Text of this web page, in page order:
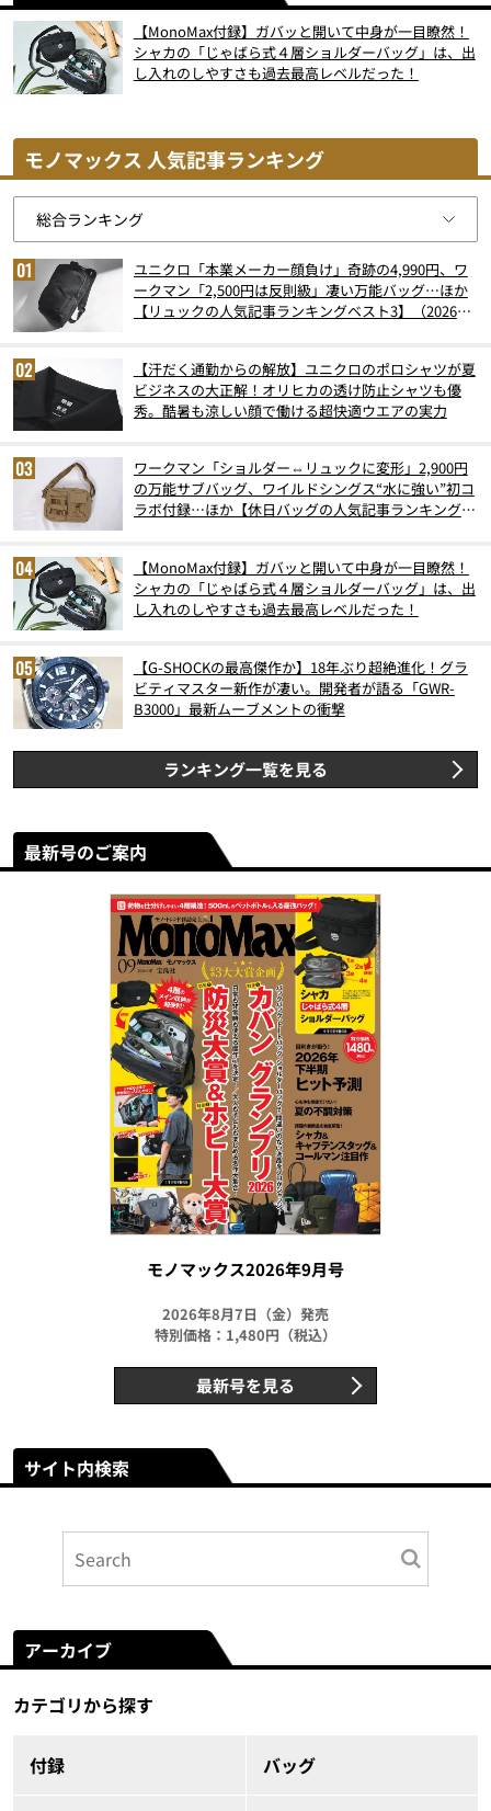
【MonoMax付録】ガバッと開いて中身が一目瞭然！
シャカの「じゃばら式４層ショルダーバッグ」は、出
し入れのしやすさも過去最高レベルだった！
モノマックス 人気記事ランキング
ユニクロ「本業メーカー顔負け」奇跡の4,990円、ワ
ークマン「2,500円は反則級」凄い万能バッグ…ほか
【リュックの人気記事ランキングベスト3】（2026年
【汗だく通勤からの解放】ユニクロのポロシャツが夏
ビジネスの大正解！オリヒカの透け防止シャツも優
秀。酷暑も涼しい顔で働ける超快適ウエアの実力
ワークマン「ショルダー⇔リュックに変形」2,900円
の万能サブバッグ、ワイルドシングス“水に強い”初コ
ラボ付録…ほか【休日バッグの人気記事ランキングベ
【MonoMax付録】ガバッと開いて中身が一目瞭然！
シャカの「じゃばら式４層ショルダーバッグ」は、出
し入れのしやすさも過去最高レベルだった！
【G-SHOCKの最高傑作か】18年ぶり超絶進化！グラ
ビティマスター新作が凄い。開発者が語る「GWR-
B3000」最新ムーブメントの衝撃
ランキング一覧を見る
最新号のご案内
モノマックス2026年9月号
2026年8月7日（金）発売
特別価格：1,480円（税込）
最新号を見る
サイト内検索
アーカイブ
カテゴリから探す
付録 バッグ